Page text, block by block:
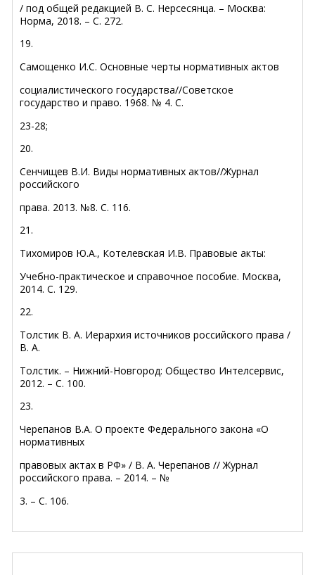
/ под общей редакцией В. С. Нерсесянца. – Москва:
Норма, 2018. – С. 272.
19.
Самощенко И.С. Основные черты нормативных актов
социалистического государства//Советское
государство и право. 1968. № 4. С.
23-28;
20.
Сенчищев В.И. Виды нормативных актов//Журнал
российского
права. 2013. №8. С. 116.
21.
Тихомиров Ю.А., Котелевская И.В. Правовые акты:
Учебно-практическое и справочное пособие. Москва,
2014. С. 129.
22.
Толстик В. А. Иерархия источников российского права /
В. А.
Толстик. – Нижний-Новгород: Общество Интелсервис,
2012. – С. 100.
23.
Черепанов В.А. О проекте Федерального закона «О
нормативных
правовых актах в РФ» / В. А. Черепанов // Журнал
российского права. – 2014. – №
3. – С. 106.